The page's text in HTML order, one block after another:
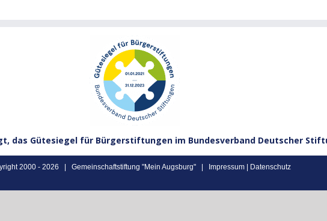
das Gütesiegel für Bürgerstiftungen im Bundesverband Deutscher
2000 - 2026 | Gemeinschaftstiftung "Mein Augsburg" | Impressum Datenschutz